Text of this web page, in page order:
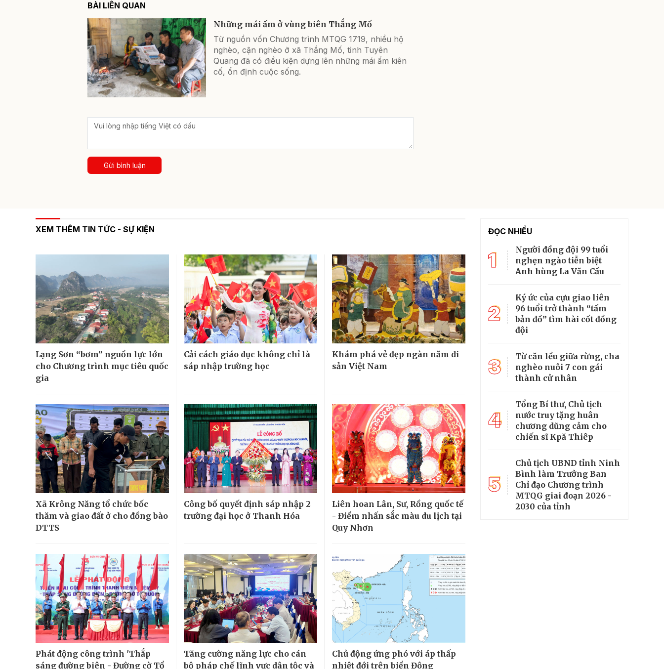
BÀI LIÊN QUAN
Những mái ấm ở vùng biên Thắng Mố
Từ nguồn vốn Chương trình MTQG 1719, nhiều hộ
nghèo, cận nghèo ở xã Thắng Mố, tỉnh Tuyên
Quang đã có điều kiện dựng lên những mái ấm kiên
cố, ổn định cuộc sống.
Gửi bình luận
XEM THÊM TIN TỨC - SỰ KIỆN
Lạng Sơn “bơm” nguồn lực lớn
cho Chương trình mục tiêu quốc
gia
Cải cách giáo dục không chỉ là
sáp nhập trường học
Khám phá vẻ đẹp ngàn năm di
sản Việt Nam
Xã Krông Năng tổ chức bốc
thăm và giao đất ở cho đồng bào
DTTS
Công bố quyết định sáp nhập 2
trường đại học ở Thanh Hóa
Liên hoan Lân, Sư, Rồng quốc tế
- Điểm nhấn sắc màu du lịch tại
Quy Nhơn
Phát động công trình 'Thắp
sáng đường biên - Đường cờ Tổ
Tăng cường năng lực cho cán
bộ pháp chế lĩnh vực dân tộc và
Chủ động ứng phó với áp thấp
nhiệt đới trên biển Đông
ĐỌC NHIỀU
1
Người đồng đội 99 tuổi
nghẹn ngào tiễn biệt
Anh hùng La Văn Cầu
2
Ký ức của cựu giao liên
96 tuổi trở thành “tấm
bản đồ” tìm hài cốt đồng
đội
3
Từ căn lều giữa rừng, cha
nghèo nuôi 7 con gái
thành cử nhân
4
Tổng Bí thư, Chủ tịch
nước truy tặng huân
chương dũng cảm cho
chiến sĩ Kpă Thiêp
5
Chủ tịch UBND tỉnh Ninh
Bình làm Trưởng Ban
Chỉ đạo Chương trình
MTQG giai đoạn 2026 -
2030 của tỉnh